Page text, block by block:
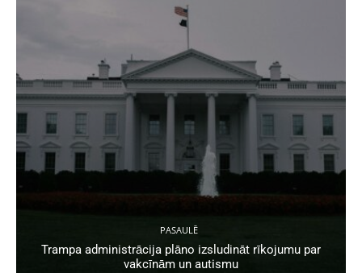
PASAULĒ
Trampa administrācija plāno izsludināt rīkojumu par
vakcīnām un autismu